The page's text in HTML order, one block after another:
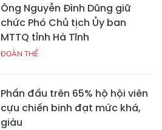
Ông Nguyễn Đình Dũng giữ
chức Phó Chủ tịch Ủy ban
MTTQ tỉnh Hà Tĩnh
ĐOÀN THỂ
Phấn đấu trên 65% hộ hội viên
cựu chiến binh đạt mức khá,
giàu